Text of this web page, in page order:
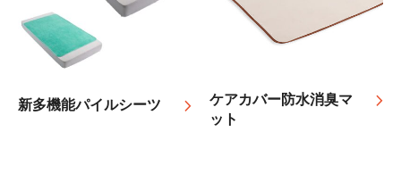
新多機能パイルシーツ
ケアカバー防水消臭マ
ット